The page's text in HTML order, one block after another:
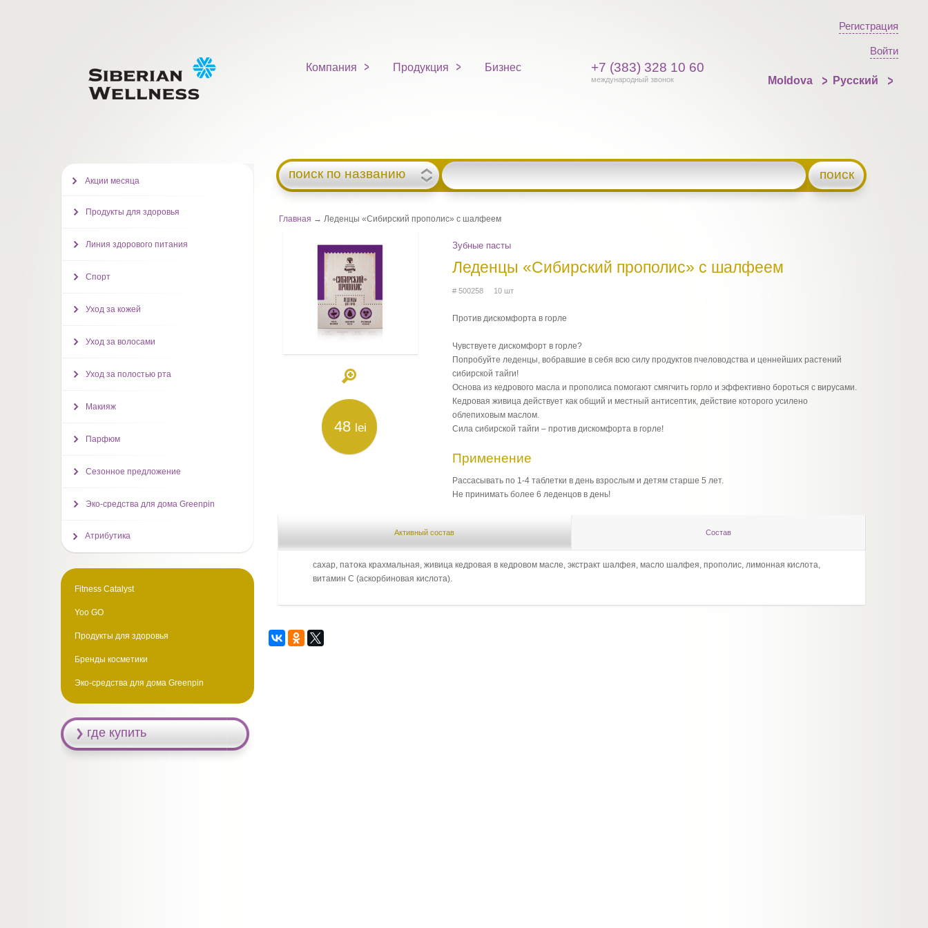
Компания Продукция Бизнес +7 (383) 328 10 60
международный звонок
Регистрация
Войти
Moldova Русский
поиск по названию поиск
Главная → Леденцы «Сибирский прополис» с шалфеем
48 lei
Зубные пасты
Леденцы «Сибирский прополис» с шалфеем
# 500258 10 шт
Против дискомфорта в горле
Чувствуете дискомфорт в горле?
Попробуйте леденцы, вобравшие в себя всю силу продуктов пчеловодства и ценнейших растений
сибирской тайги!
Основа из кедрового масла и прополиса помогают смягчить горло и эффективно бороться с вирусами.
Кедровая живица действует как общий и местный антисептик, действие которого усилено
облепиховым маслом.
Сила сибирской тайги – против дискомфорта в горле!
Применение
Рассасывать по 1-4 таблетки в день взрослым и детям старше 5 лет.
Не принимать более 6 леденцов в день!
Активный состав Состав
сахар, патока крахмальная, живица кедровая в кедровом масле, экстракт шалфея, масло шалфея, прополис, лимонная кислота,
витамин С (аскорбиновая кислота).
Акции месяца
Продукты для здоровья
Линия здорового питания
Спорт
Уход за кожей
Уход за волосами
Уход за полостью рта
Макияж
Парфюм
Сезонное предложение
Эко-средства для дома Greenpin
Атрибутика
Fitness Catalyst
Yoo GO
Продукты для здоровья
Бренды косметики
Эко-средства для дома Greenpin
где купить